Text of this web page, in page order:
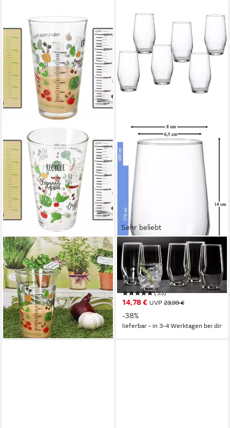
MAMBOCAT
Glas Organic Gemüse
Trinkglas mit Skala
Messbecher 0,3L Milliliter
Gramm, Glas
14,99 €
lieferbar - in 3-4 Werktagen bei dir
Sehr beliebt
RITZENHOFF & BREKER
Longdrinkglas Salsa, 6-tlg.,
Glas, robust und kristallklar, 6-
teilig
(35)
14,78 € UVP 23,99 €
-38%
lieferbar - in 3-4 Werktagen bei dir